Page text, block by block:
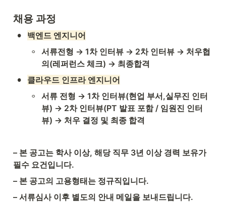
채용 과정
• 백엔드 엔지니어
◦
서류전형 → 1차 인터뷰 → 2차 인터뷰 → 처우협
의(레퍼런스 체크) → 최종합격
• 클라우드 인프라 엔지니어
◦
서류 전형 → 1차 인터뷰(현업 부서,실무진 인터
뷰) → 2차 인터뷰(PT 발표 포함 / 임원진 인터
뷰) → 처우 결정 및 최종 합격
– 본 공고는 학사 이상, 해당 직무 3년 이상 경력 보유가
필수 요건입니다.
– 본 공고의 고용형태는 정규직입니다.
– 서류심사 이후 별도의 안내 메일을 보내드립니다.